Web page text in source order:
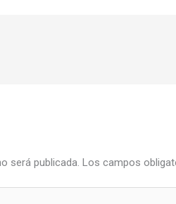
será publicada. Los campos